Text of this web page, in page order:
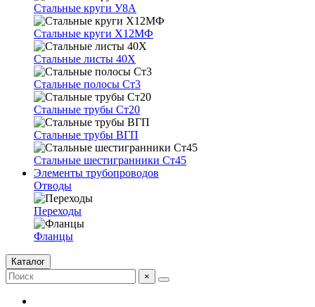
Стальные круги У8А
Стальные круги Х12МФ
Стальные листы 40Х
Стальные полосы Ст3
Стальные трубы Ст20
Стальные трубы ВГП
Стальные шестигранники Ст45
Элементы трубопроводов
Отводы
Переходы
Фланцы
Каталог
×